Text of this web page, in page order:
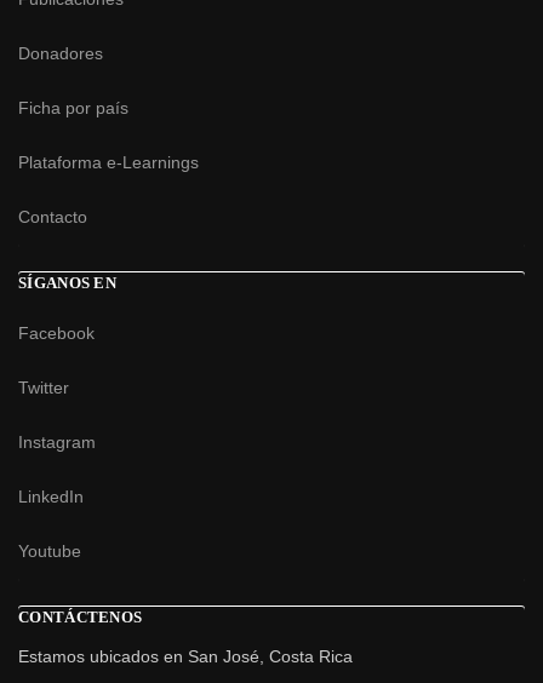
Donadores
Ficha por país
Plataforma e-Learnings
Contacto
SÍGANOS EN
Facebook
Twitter
Instagram
LinkedIn
Youtube
CONTÁCTENOS
Estamos ubicados en San José, Costa Rica